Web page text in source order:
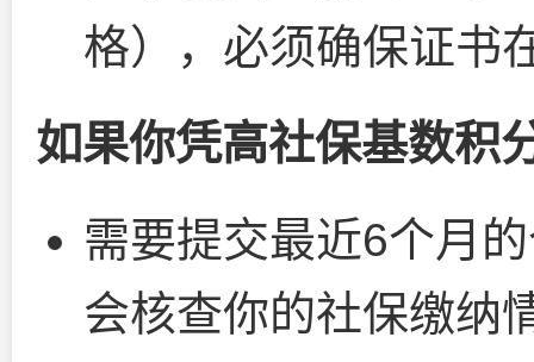
格），必须确保证书
如果你凭高社保基数积
需要提交最近6个月
会核查你的社保缴纳